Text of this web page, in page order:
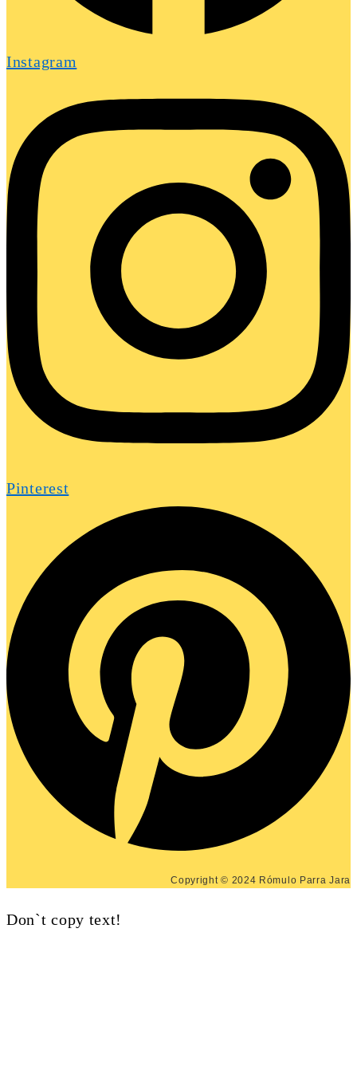
Instagram
Pinterest
Copyright © 2024 Rómulo Parra Jara
Don`t copy text!